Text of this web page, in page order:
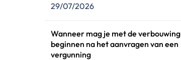
29/07/2026
Wanneer mag je met de verbouwing
beginnen na het aanvragen van een
vergunning